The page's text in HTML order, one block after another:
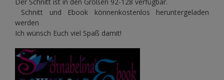
Schnitt und Ebook könnenkostenlos heruntergeladen
werden
Ich wünsch Euch viel Spaß damit!